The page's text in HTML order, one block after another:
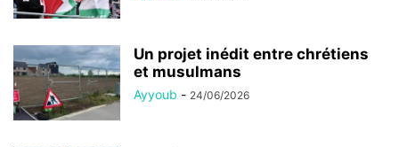
Un projet inédit entre chrétiens
et musulmans
Ayyoub - 24/06/2026